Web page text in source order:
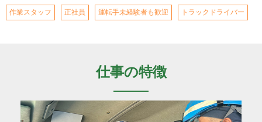
作業スタッフ 正社員 運転手未経験者も歓迎 トラックドライバー
仕事の特徴